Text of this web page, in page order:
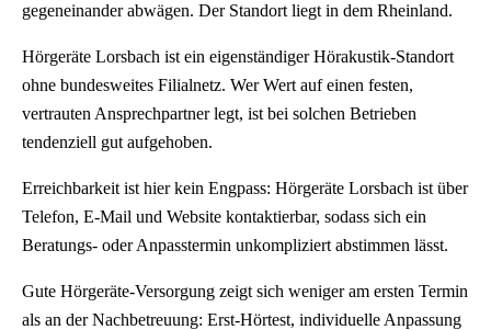
gegeneinander abwägen. Der Standort liegt in dem Rheinland.
Hörgeräte Lorsbach ist ein eigenständiger Hörakustik-Standort
ohne bundesweites Filialnetz. Wer Wert auf einen festen,
vertrauten Ansprechpartner legt, ist bei solchen Betrieben
tendenziell gut aufgehoben.
Erreichbarkeit ist hier kein Engpass: Hörgeräte Lorsbach ist über
Telefon, E-Mail und Website kontaktierbar, sodass sich ein
Beratungs- oder Anpasstermin unkompliziert abstimmen lässt.
Gute Hörgeräte-Versorgung zeigt sich weniger am ersten Termin
als an der Nachbetreuung: Erst-Hörtest, individuelle Anpassung